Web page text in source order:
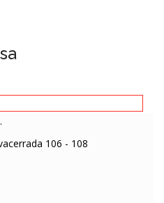
106 - 108